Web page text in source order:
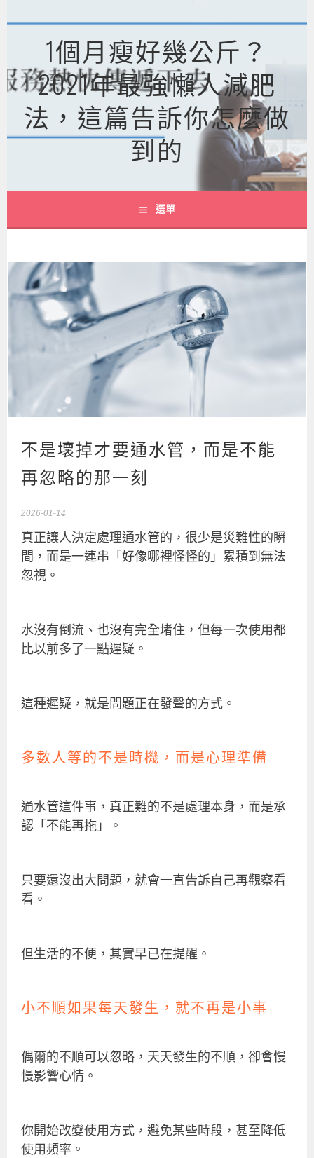
至
內
容
1個月瘦好幾公斤？
2021年最強懶人減肥
法，這篇告訴你怎麼做
到的
選單
不是壞掉才要通水管，而是不能
再忽略的那一刻
2026-01-14
真正讓人決定處理通水管的，很少是災難性的瞬
間，而是一連串「好像哪裡怪怪的」累積到無法
忽視。
水沒有倒流、也沒有完全堵住，但每一次使用都
比以前多了一點遲疑。
這種遲疑，就是問題正在發聲的方式。
多數人等的不是時機，而是心理準備
通水管這件事，真正難的不是處理本身，而是承
認「不能再拖」。
只要還沒出大問題，就會一直告訴自己再觀察看
看。
但生活的不便，其實早已在提醒。
小不順如果每天發生，就不再是小事
偶爾的不順可以忽略，天天發生的不順，卻會慢
慢影響心情。
你開始改變使用方式，避免某些時段，甚至降低
使用頻率。